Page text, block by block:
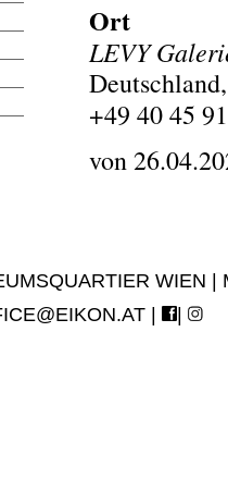
Ort
LEVY
+49 40 45
von
WIEN
| |